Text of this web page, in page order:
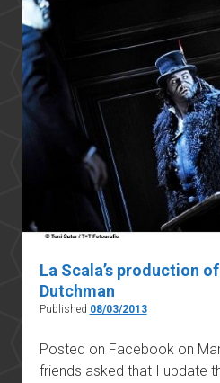
شخصية
أكاديمية
صحافية
من فيسبوك
في الإعلام
La Scala’s production
Dutchman
Published 08/03/2013
Posted on Facebook on
friends asked that I update